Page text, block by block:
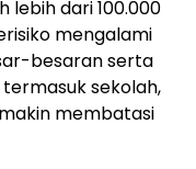
lebih dari 100.000
mengalami
besaran serta
sekolah,
membatasi